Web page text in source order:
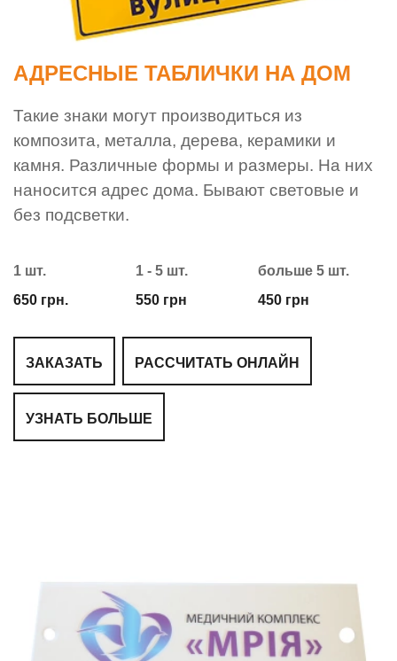
АДРЕСНЫЕ ТАБЛИЧКИ НА ДОМ
Такие знаки могут производиться из
композита, металла, дерева, керамики и
камня. Различные формы и размеры. На них
наносится адрес дома. Бывают световые и
без подсветки.
1 шт.
650 грн.
1 - 5 шт.
550 грн
больше 5 шт.
450 грн
ЗАКАЗАТЬ РАССЧИТАТЬ ОНЛАЙН
УЗНАТЬ БОЛЬШЕ